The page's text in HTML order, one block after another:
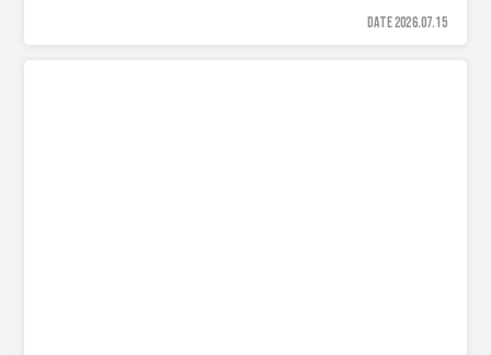
DATE 2026.07.15